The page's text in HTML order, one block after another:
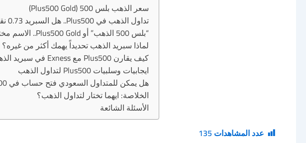
سعر الذهب بلس 500 (Plus500 Gold)
تداول الذهب في Plus500.. هل السبريد 0.73 نقطة يستحق التضحية؟
“بلس 500 الذهب” أو Plus500 Gold.. الاسم مختلف والتكلفة واحدة
لماذا سبريد الذهب تحديداً يهمك أكثر من غيره؟
كيف يقارن Plus500 مع Exness في سبريد الذهب تحديداً؟
ايجابيات وسلبيات Plus500 لتداول الذهب
هل يمكن للمتداول السعودي فتح حساب في Plus500؟
الخلاصة: ايهما تختار لتداول الذهب؟
الأسئلة الشائعة
عدد المشاهدات 135